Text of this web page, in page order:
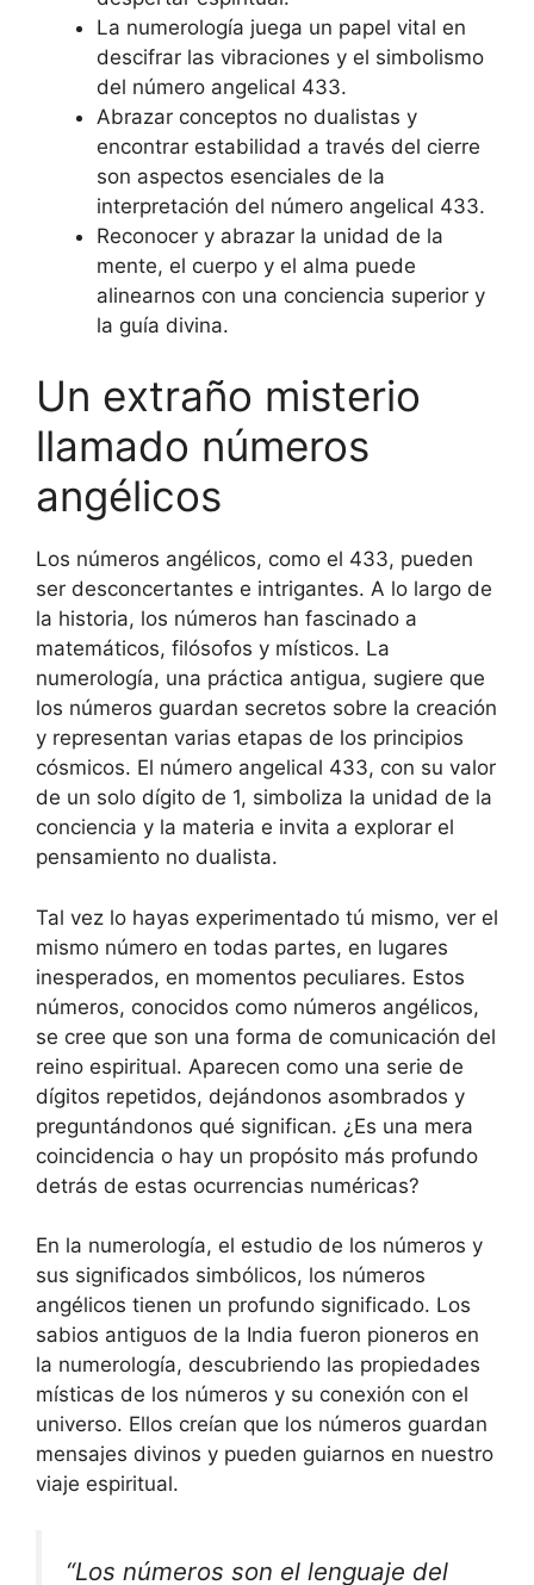
La numerología juega un papel vital en
descifrar las vibraciones y el simbolismo
del número angelical 433.
Abrazar conceptos no dualistas y
encontrar estabilidad a través del cierre
son aspectos esenciales de la
interpretación del número angelical 433.
Reconocer y abrazar la unidad de la
mente, el cuerpo y el alma puede
alinearnos con una conciencia superior y
la guía divina.
Un extraño misterio
llamado números
angélicos
Los números angélicos, como el 433, pueden
ser desconcertantes e intrigantes. A lo largo de
la historia, los números han fascinado a
matemáticos, filósofos y místicos. La
numerología, una práctica antigua, sugiere que
los números guardan secretos sobre la creación
y representan varias etapas de los principios
cósmicos. El número angelical 433, con su valor
de un solo dígito de 1, simboliza la unidad de la
conciencia y la materia e invita a explorar el
pensamiento no dualista.
Tal vez lo hayas experimentado tú mismo, ver el
mismo número en todas partes, en lugares
inesperados, en momentos peculiares. Estos
números, conocidos como números angélicos,
se cree que son una forma de comunicación del
reino espiritual. Aparecen como una serie de
dígitos repetidos, dejándonos asombrados y
preguntándonos qué significan. ¿Es una mera
coincidencia o hay un propósito más profundo
detrás de estas ocurrencias numéricas?
En la numerología, el estudio de los números y
sus significados simbólicos, los números
angélicos tienen un profundo significado. Los
sabios antiguos de la India fueron pioneros en
la numerología, descubriendo las propiedades
místicas de los números y su conexión con el
universo. Ellos creían que los números guardan
mensajes divinos y pueden guiarnos en nuestro
viaje espiritual.
“Los números son el lenguaje del